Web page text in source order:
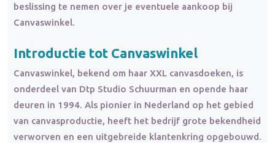
beslissing te nemen over je eventuele aankoop bij
Canvaswinkel.
Introductie tot Canvaswinkel
Canvaswinkel, bekend om haar XXL canvasdoeken, is
onderdeel van Dtp Studio Schuurman en opende haar
deuren in 1994. Als pionier in Nederland op het gebied
van canvasproductie, heeft het bedrijf grote bekendheid
verworven en een uitgebreide klantenkring opgebouwd.